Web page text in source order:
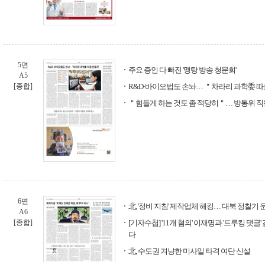
5면
A5
[종합]
주요 증인 다 빠진 '맹탕 방송 청문회'
R&D·바이오법도 손놔… ＂차라리 과학委
＂힘들게 하는 것도 좀 적당히＂… 방통위
6면
A6
[종합]
北, '정비 지침' 제작업체 해킹… 대북 정찰기
[기자수첩] '11개 혐의' 이재명과 '드루킹 댓
다
北, 수도권 겨냥한 미사일 타격 여단 신설